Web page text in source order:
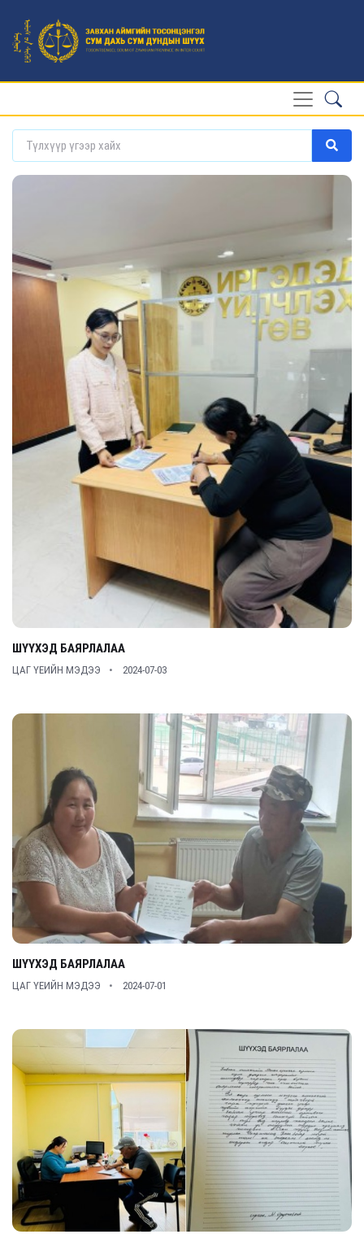
ШҮҮХЭД БАЯРЛАЛАА
ЦАГ ҮЕИЙН МЭДЭЭ 2024-07-03
ШҮҮХЭД БАЯРЛАЛАА
ЦАГ ҮЕИЙН МЭДЭЭ 2024-07-01